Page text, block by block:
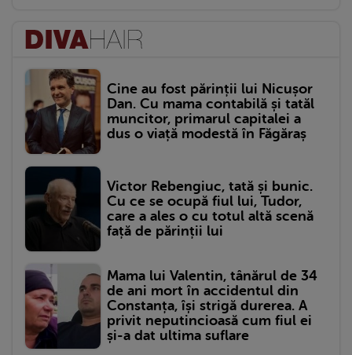
Cine au fost părinții lui Nicușor
Dan. Cu mama contabilă și tatăl
muncitor, primarul capitalei a
dus o viață modestă în Făgăraș
Victor Rebengiuc, tată și bunic.
Cu ce se ocupă fiul lui, Tudor,
care a ales o cu totul altă scenă
față de părinții lui
Mama lui Valentin, tânărul de 34
de ani mort în accidentul din
Constanța, își strigă durerea. A
privit neputincioasă cum fiul ei
și-a dat ultima suflare